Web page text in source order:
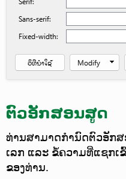
ຕົວອັກສອນສູດ
ທ່ານສາມາດກຳນົດຕົວອັກ
ເລກ ແລະ ຂໍ້ຄວາມທີ່ແຊກເ
ຂອງທ່ານ.